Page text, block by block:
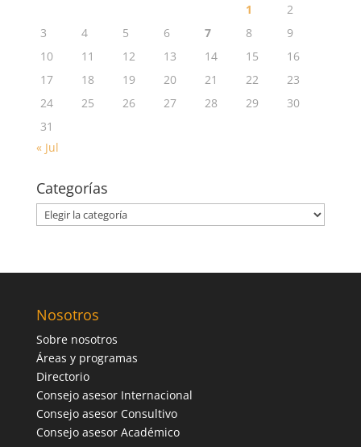
1
2
3
4 5 6 7 8
9
10
11 12 13 14 15
16
17
18 19 20 21 22
23
24
25 26 27 28 29
30
31
« Jul
Categorías
Categorías
Nosotros
Sobre nosotros
Áreas y programas
Directorio
Consejo asesor Internacional
Consejo asesor Consultivo
Consejo asesor Académico